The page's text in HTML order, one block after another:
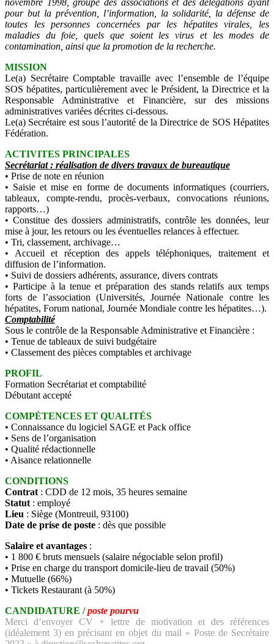
pour but la prévention, l’information, la solidarité, la défense de
toutes les personnes concernées par les hépatites virales, les
maladies du foie, quels que soient les virus et les modes de
contamination, ainsi que la promotion de la recherche.
MISSION
Le(a) Secrétaire Comptable travaille avec l’ensemble de l’équipe
SOS hépatites, particulièrement avec le Président, la Directrice et la
Responsable Administrative et Financière, sur des missions
administratives variées décrites ci-dessous.
Le(a) Secrétaire est sous l’autorité de la Directrice de SOS Hépatites
Fédération.
ACTIVITES PRINCIPALES
Secrétariat : réalisation de divers travaux de bureautique
• Prise de note en réunion
• Saisie et mise en forme de documents informatiques (courriers,
tableaux, compte-rendu, procès-verbaux, convocations réunions,
rapports…)
• Constitue des dossiers administratifs, contrôle les données, leur
mise à jour, les retours ou les éventuelles relances à effectuer.
• Tri, classement, archivage…
• Accueil et réception des appels téléphoniques, traitement et
diffusion de l’information.
• Suivi de dossiers adhérents, assurance, divers contrats
• Participe à la tenue et préparation des stands relatifs aux temps
forts de l’association (Universités, Journée Nationale contre les
hépatites, Forum national, Journée Mondiale contre les hépatites…).
Comptabilité
Sous le contrôle de la Responsable Administrative et Financière :
• Tenue de tableaux de suivi budgétaire
• Classement des pièces comptables et archivage
PROFIL
Formation Secrétariat et comptabilité
Débutant accepté
COMPÉTENCES ET QUALITÉS
• Connaissance du logiciel SAGE et Pack office
• Sens de l’organisation
• Qualité rédactionnelle
• Aisance relationnelle
CONDITIONS
Contrat : CDD de 12 mois, 35 heures semaine
Statut : employé
Lieu : Siège (Montreuil, 93100)
Date de prise de poste : dès que possible
Salaire et avantages :
• 1 800 € bruts mensuels (salaire négociable selon profil)
• Prise en charge du transport domicile-lieu de travail (50%)
• Mutuelle (66%)
• Tickets Restaurant (à 50%)
CANDIDATURE /poste pourvu
Merci d’envoyer CV + lettre de motivation et des références
(idéalement 3) en précisant en objet du mail « Poste de Secrétaire